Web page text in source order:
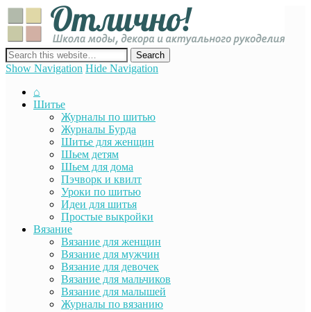
сайт о декоре, дизайне и моде, вязании, шитье и других видах
рукоделия
Show Navigation Hide Navigation
⌂
Шитье
Журналы по шитью
Журналы Бурда
Шитье для женщин
Шьем детям
Шьем для дома
Пэчворк и квилт
Уроки по шитью
Идеи для шитья
Простые выкройки
Вязание
Вязание для женщин
Вязание для мужчин
Вязание для девочек
Вязание для мальчиков
Вязание для малышей
Журналы по вязанию